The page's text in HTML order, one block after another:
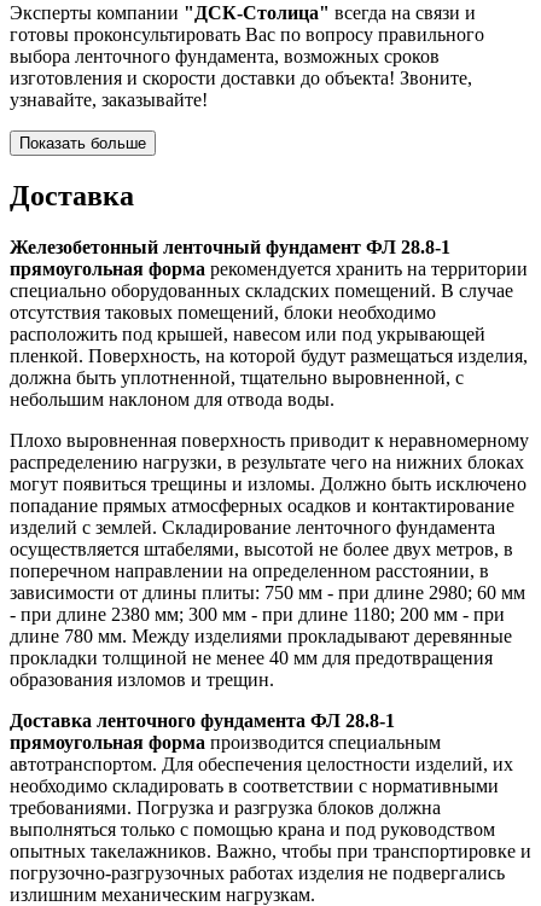
Эксперты компании "ДСК-Столица" всегда на связи и
готовы проконсультировать Вас по вопросу правильного
выбора ленточного фундамента, возможных сроков
изготовления и скорости доставки до объекта! Звоните,
узнавайте, заказывайте!
Показать больше
Доставка
Железобетонный ленточный фундамент ФЛ 28.8-1
прямоугольная форма рекомендуется хранить на территории
специально оборудованных складских помещений. В случае
отсутствия таковых помещений, блоки необходимо
расположить под крышей, навесом или под укрывающей
пленкой. Поверхность, на которой будут размещаться изделия,
должна быть уплотненной, тщательно выровненной, с
небольшим наклоном для отвода воды.
Плохо выровненная поверхность приводит к неравномерному
распределению нагрузки, в результате чего на нижних блоках
могут появиться трещины и изломы. Должно быть исключено
попадание прямых атмосферных осадков и контактирование
изделий с землей. Складирование ленточного фундамента
осуществляется штабелями, высотой не более двух метров, в
поперечном направлении на определенном расстоянии, в
зависимости от длины плиты: 750 мм - при длине 2980; 60 мм
- при длине 2380 мм; 300 мм - при длине 1180; 200 мм - при
длине 780 мм. Между изделиями прокладывают деревянные
прокладки толщиной не менее 40 мм для предотвращения
образования изломов и трещин.
Доставка ленточного фундамента ФЛ 28.8-1
прямоугольная форма производится специальным
автотранспортом. Для обеспечения целостности изделий, их
необходимо складировать в соответствии с нормативными
требованиями. Погрузка и разгрузка блоков должна
выполняться только с помощью крана и под руководством
опытных такелажников. Важно, чтобы при транспортировке и
погрузочно-разгрузочных работах изделия не подвергались
излишним механическим нагрузкам.